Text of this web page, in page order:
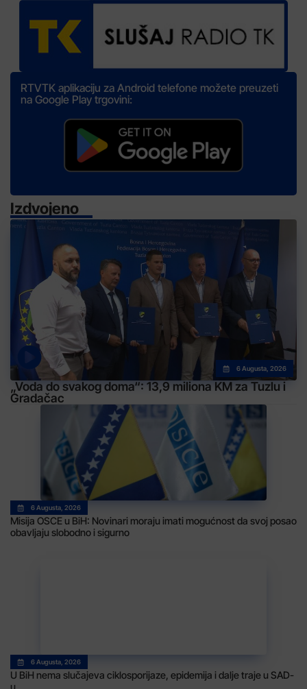
RTVTK aplikaciju za Android telefone možete preuzeti
na Google Play trgovini:
Izdvojeno
6 Augusta, 2026
„Voda do svakog doma“: 13,9 miliona KM za Tuzlu i
Gradačac
6 Augusta, 2026
Misija OSCE u BiH: Novinari moraju imati mogućnost da svoj posao
obavljaju slobodno i sigurno
6 Augusta, 2026
U BiH nema slučajeva ciklosporijaze, epidemija i dalje traje u SAD-